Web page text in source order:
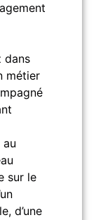
dans
métier
sur le
d’une